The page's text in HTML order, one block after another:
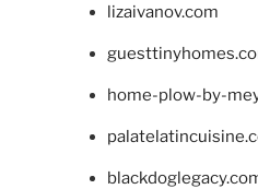
lizaivanov.com
home-plow-by-